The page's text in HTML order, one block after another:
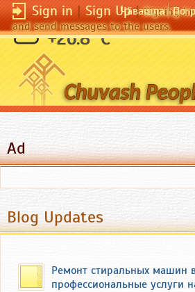
Sign in|Sign Up|Signing
and send messages to the users.
Чӑвашла По-
+26.8 °C Одна
Ad
Blog Updates
Ремонт стиральных машин
профессиональные услуги